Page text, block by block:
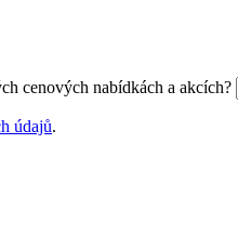
cenových nabídkách a akcích?
údajů.